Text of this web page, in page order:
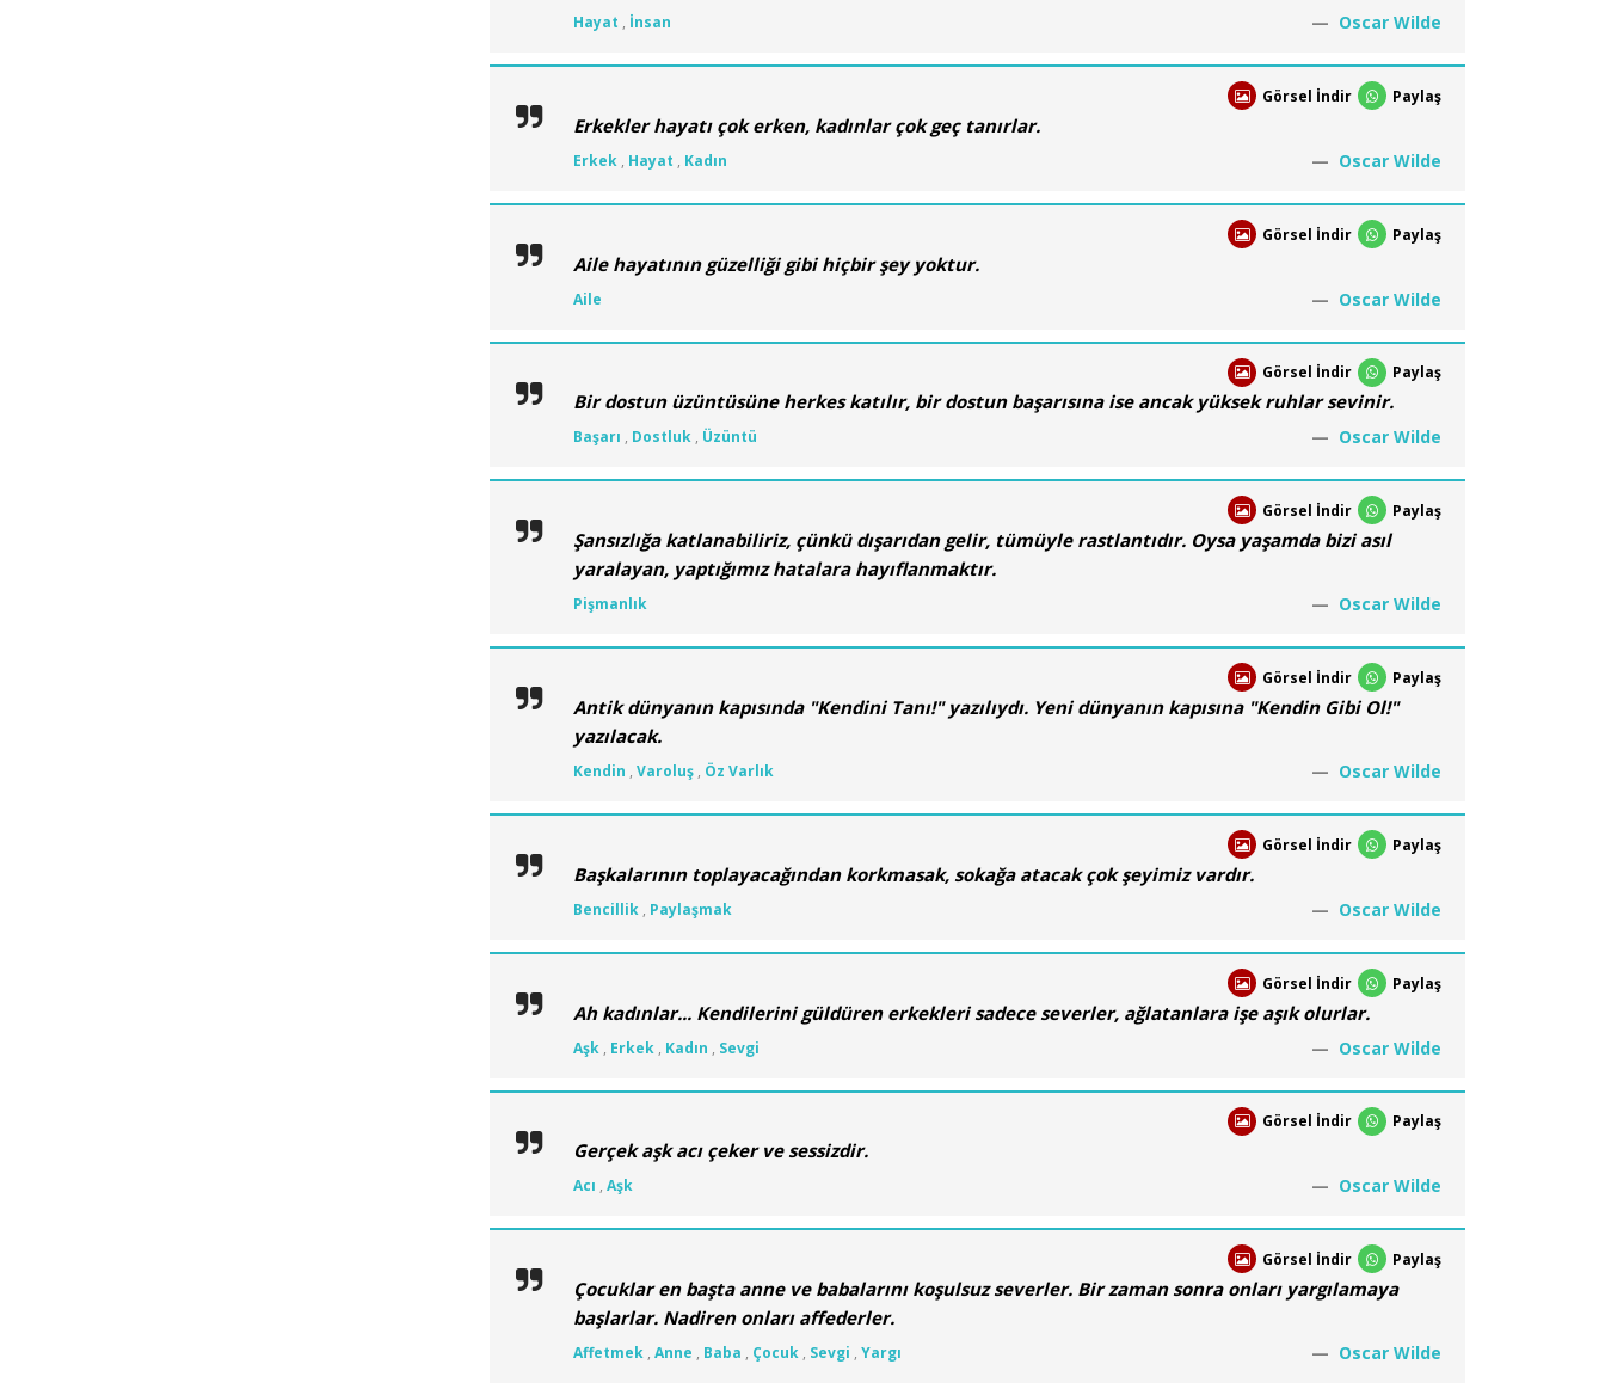
Oscar Wilde
Hayat , İnsan
Görsel İndir Paylaş
Erkekler hayatı çok erken, kadınlar çok geç tanırlar.
Oscar Wilde
Erkek, Hayat , Kadın
Görsel İndir Paylaş
Aile hayatının güzelliği gibi hiçbir şey yoktur.
Oscar Wilde
Aile
Görsel İndir Paylaş
Bir dostun üzüntüsüne herkes katılır, bir dostun başarısına ise ancak yüksek ruhlar sevinir.
Oscar Wilde
Başarı , Dostluk, Üzüntü
Görsel İndir Paylaş
Şansızlığa katlanabiliriz, çünkü dışarıdan gelir, tümüyle rastlantıdır. Oysa yaşamda bizi asıl
yaralayan, yaptığımız hatalara hayıflanmaktır.
Oscar Wilde
Pişmanlık
Görsel İndir Paylaş
Antik dünyanın kapısında "Kendini Tanı!" yazılıydı. Yeni dünyanın kapısına "Kendin Gibi Ol!"
yazılacak.
Oscar Wilde
Kendin , Varoluş, Öz Varlık
Görsel İndir Paylaş
Başkalarının toplayacağından korkmasak, sokağa atacak çok şeyimiz vardır.
Oscar Wilde
Bencillik, Paylaşmak
Görsel İndir Paylaş
Ah kadınlar... Kendilerini güldüren erkekleri sadece severler, ağlatanlara işe aşık olurlar.
Oscar Wilde
Aşk, Erkek, Kadın , Sevgi
Görsel İndir Paylaş
Gerçek aşk acı çeker ve sessizdir.
Oscar Wilde
Acı , Aşk
Görsel İndir Paylaş
Çocuklar en başta anne ve babalarını koşulsuz severler. Bir zaman sonra onları yargılamaya
başlarlar. Nadiren onları affederler.
Oscar Wilde
Affetmek, Anne , Baba , Çocuk, Sevgi , Yargı